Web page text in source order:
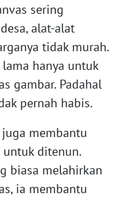
sering
alat-alat
tidak murah.
hanya untuk
gambar. Padahal
pernah habis.
membantu
untuk ditenun.
biasa melahirkan
ia membantu